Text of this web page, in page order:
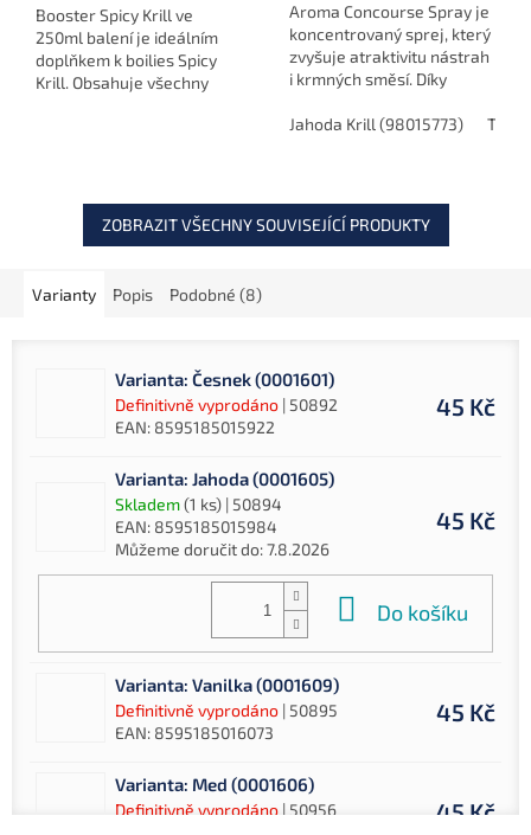
Booster Spicy Krill ve
250ml balení je ideálním
doplňkem k boilies Spicy
Krill. Obsahuje všechny
Aroma Concourse Spray je
koncentrovaný sprej, který
zvyšuje atraktivitu nástrah
i krmných směsí. Díky
je ideální volbou pro
Jahoda Krill (98015773) Tutti
ZOBRAZIT VŠECHNY SOUVISEJÍCÍ PRODUKTY
Varianty Popis Podobné (8)
Varianta: Česnek (0001601)
Definitivně vyprodáno | 50892
EAN: 8595185015922
45 Kč
Varianta: Jahoda (0001605)
Skladem(1 ks) | 50894
EAN: 8595185015984
Můžeme doručit do:7.8.2026
45 Kč
Do košíku
Varianta: Vanilka (0001609)
Definitivně vyprodáno | 50895
EAN: 8595185016073
45 Kč
Varianta: Med (0001606)
Definitivně vyprodáno | 50956
45 Kč